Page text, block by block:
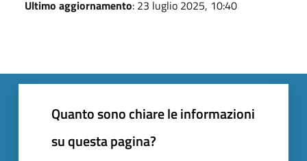
Ultimo aggiornamento: 23 luglio 2025, 10:40
Quanto sono chiare le informazioni
su questa pagina?